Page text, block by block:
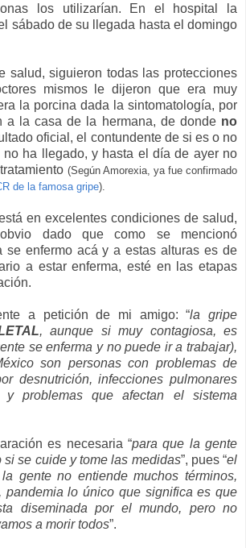
los utilizarían. En el hospital la
sábado de su llegada hasta el domingo
salud, siguieron todas las protecciones
mismos le dijeron que era muy
la porcina dada la sintomatología, por
a la casa de la hermana, de donde no
oficial, el contundente de si es o no
no ha llegado, y hasta el día de ayer no
(Según Amorexia, ya fue confirmado
de la famosa gripe).
en excelentes condiciones de salud,
dado que como se mencionó
se enfermo acá y a estas alturas es de
a estar enferma, esté en las etapas
a petición de mi amigo: “la gripe
, aunque si muy contagiosa, es
se enferma y no puede ir a trabajar),
son personas con problemas de
desnutrición, infecciones pulmonares
y problemas que afectan el sistema
es necesaria “para que la gente
si se cuide y tome las medidas”, pues “el
gente no entiende muchos términos,
pandemia lo único que significa es que
diseminada por el mundo, pero no
a morir todos”.